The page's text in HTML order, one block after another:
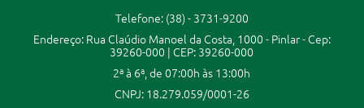
e
Telefone: (38) - 3731-9200
Endereço: Rua Claúdio Manoel da Costa, 1000 - Pinlar - Cep:
39260-000 | CEP: 39260-000
2ª à 6ª, de 07:00h às 13:00h
CNPJ: 18.279.059/0001-26